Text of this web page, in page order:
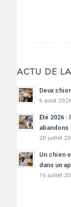
ACTU DE
Deux
6 août
Été 2026
abandons
20 juillet
Un chien
dans un
16 juillet